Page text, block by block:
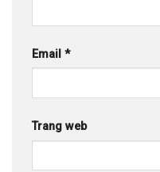
Email *
Trang web